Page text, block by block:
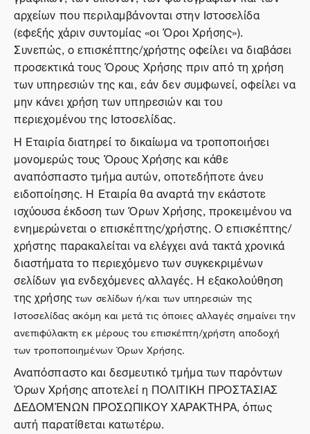
αρχείων που περιλαμβάνονται στην Ιστοσελίδα
(εφεξής χάριν συντομίας «οι Όροι Χρήσης»).
Συνεπώς, ο επισκέπτης/χρήστης οφείλει να διαβάσει
προσεκτικά τους Όρους Χρήσης πριν από τη χρήση
των υπηρεσιών της και, εάν δεν συμφωνεί, οφείλει να
μην κάνει χρήση των υπηρεσιών και του
περιεχομένου της Ιστοσελίδας.
Η Εταιρία διατηρεί το δικαίωμα να τροποποιήσει
μονομερώς τους Όρους Χρήσης και κάθε
αναπόσπαστο τμήμα αυτών, οποτεδήποτε άνευ
ειδοποίησης. Η Εταιρία θα αναρτά την εκάστοτε
ισχύουσα έκδοση των Όρων Χρήσης, προκειμένου να
ενημερώνεται ο επισκέπτης/χρήστης. Ο επισκέπτης/
χρήστης παρακαλείται να ελέγχει ανά τακτά χρονικά
διαστήματα το περιεχόμενο των συγκεκριμένων
σελίδων για ενδεχόμενες αλλαγές. Η εξακολούθηση
της χρήσηςτων σελίδων ή/και των υπηρεσιών της
Ιστοσελίδας ακόμη και μετά τις όποιες αλλαγές σημαίνει την
ανεπιφύλακτη εκ μέρους του επισκέπτη/χρήστη αποδοχή
των τροποποιημένων Όρων Χρήσης.
Αναπόσπαστο και δεσμευτικό τμήμα των παρόντων
Όρων Χρήσης αποτελεί η ΠΟΛΙΤΙΚΗ ΠΡΟΣΤΑΣΙΑΣ
ΔΕΔΟΜΈΝΩΝ ΠΡΟΣΩΠΙΚΟΥ ΧΑΡΑΚΤΗΡΑ, όπως
αυτή παρατίθεται κατωτέρω.